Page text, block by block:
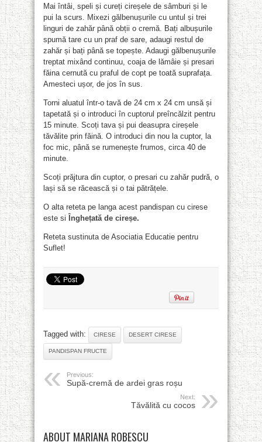
Mai întâi, speli și cureți cireșele de sâmburi și le
pui la scurs. Mixezi gălbenușurile cu untul și trei
linguri de zahăr până obții o cremă. Bați albușurile
spumă tare cu un praf de sare, adaugi restul de
zahăr și bați până se topește. Adaugi gălbenușurile
treptat mixând continuu, coaja de lămâie și presari
făina cernută cu praful de copt pe toată suprafața.
Amesteci ușor, de jos în sus.
Torni aluatul într-o tavă de 24 cm x 24 cm unsă și
tapetată și o introduci în cuptorul preîncălzit pentru
15 minute. Scoți tava și pui deasupra cireșele
tăvălite prin făină. O introduci din nou la cuptor, la
foc mic, până se rumenește frumos, circa 40 de
minute.
Scoți prăjtura din cuptor, o presari cu zahăr pudră, o
lași să se răcească și o tai pătrățele.
O alta reteta pe langa acest pandispan cu cirese
este si
Înghețată de cireșe.
Reteta sustinuta de Asociatia Educatie pentru
Suflet!
Tagged with: CIRESE DESERT CIRESE
PANDISPAN FRUCTE
Previous:
Supă-cremă de ardei gras roșu
Next:
Tăvălită cu cocos
ABOUT MARIANA ROBESCU